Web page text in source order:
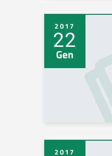
2017
22
Gen
2017